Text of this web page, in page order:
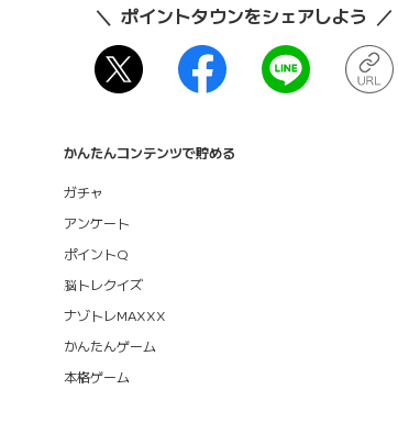
ポイントタウンをシェアしよう
かんたんコンテンツで貯める
ガチャ
アンケート
ポイントQ
脳トレクイズ
ナゾトレMAXXX
かんたんゲーム
本格ゲーム